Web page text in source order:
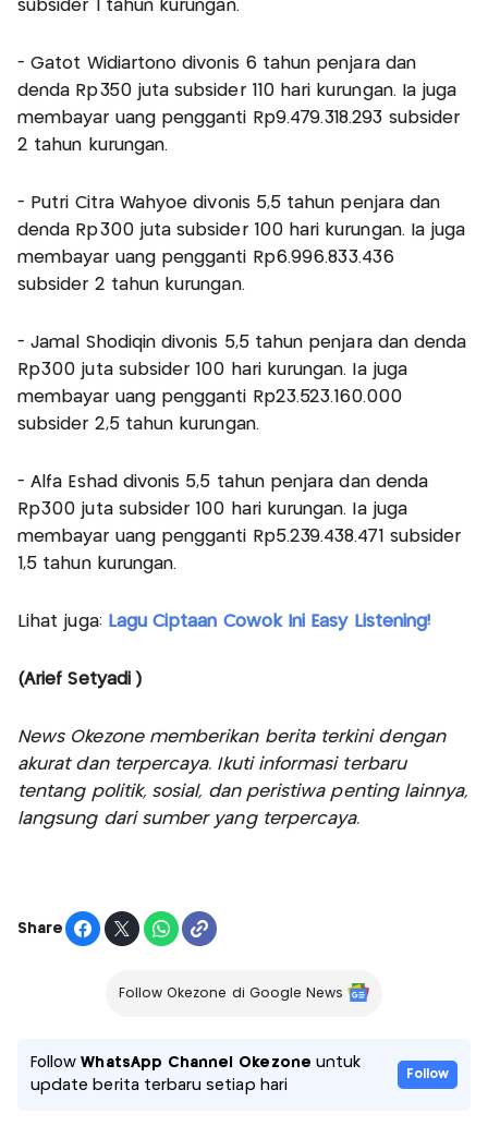
subsider 1 tahun kurungan.
- Gatot Widiartono divonis 6 tahun penjara dan
denda Rp350 juta subsider 110 hari kurungan. Ia juga
membayar uang pengganti Rp9.479.318.293 subsider
2 tahun kurungan.
- Putri Citra Wahyoe divonis 5,5 tahun penjara dan
denda Rp300 juta subsider 100 hari kurungan. Ia juga
membayar uang pengganti Rp6.996.833.436
subsider 2 tahun kurungan.
- Jamal Shodiqin divonis 5,5 tahun penjara dan denda
Rp300 juta subsider 100 hari kurungan. Ia juga
membayar uang pengganti Rp23.523.160.000
subsider 2,5 tahun kurungan.
- Alfa Eshad divonis 5,5 tahun penjara dan denda
Rp300 juta subsider 100 hari kurungan. Ia juga
membayar uang pengganti Rp5.239.438.471 subsider
1,5 tahun kurungan.
Lihat juga: Lagu Ciptaan Cowok Ini Easy Listening!
(Arief Setyadi )
News Okezone memberikan berita terkini dengan
akurat dan terpercaya. Ikuti informasi terbaru
tentang politik, sosial, dan peristiwa penting lainnya,
langsung dari sumber yang terpercaya.
Share
Follow Okezone di Google News
FollowWhatsApp Channel Okezone untuk
update berita terbaru setiap hari
Follow